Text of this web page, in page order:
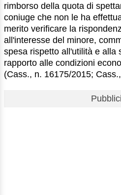
rimborso della quota di
coniuge che non le ha
merito verificare la
all'interesse del minore,
spesa rispetto all'utilità e alla
rapporto alle condizioni
(Cass., n. 16175/2015;